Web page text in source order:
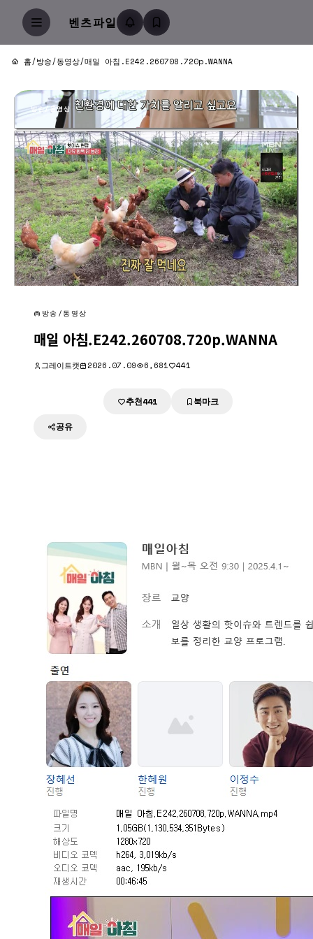
벤츠파일
홈/방송/동영상/매일 아침.E242.260708.720p.WANNA
방송/동영상
방송/동영상
매일 아침.E242.260708.720p.WANNA
그레이트캣 2026.07.09 6,681 441
추천441 북마크
공유